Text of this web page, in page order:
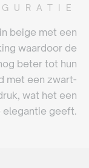
beige met een
waardoor de
beter tot hun
met een zwart-
wat het een
elegantie geeft.